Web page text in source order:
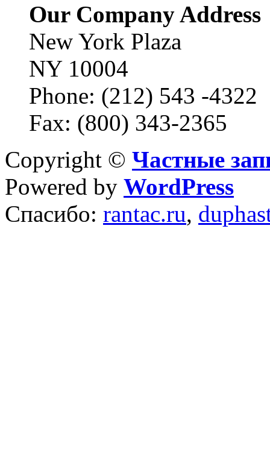
Our Company Address
New York Plaza
NY 10004
Phone: (212) 543 -4322
Fax: (800) 343-2365
Copyright © Частные
Powered by WordPress
Спасибо: rantac.ru,